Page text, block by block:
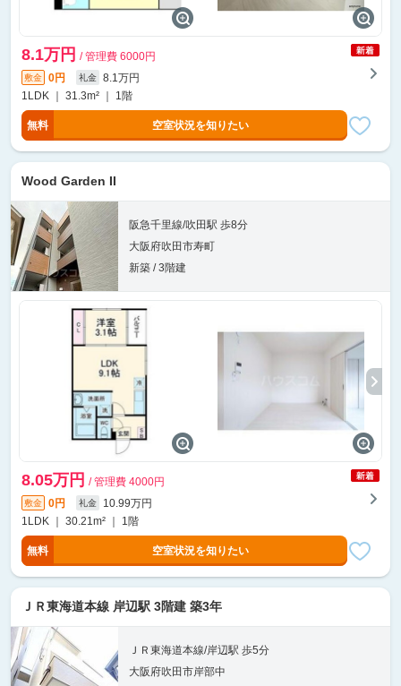
8.1万円 / 管理費 6000円
敷金 0円 礼金
8.1万円
1LDK ｜ 31.3m² ｜ 1階
無料 空室状況を知りたい
Wood Garden II
阪急千里線/吹田駅 歩8分
大阪府吹田市寿町
新築 / 3階建
8.05万円 / 管理費 4000円
敷金 0円 礼金
10.99万円
1LDK ｜ 30.21m² ｜ 1階
無料 空室状況を知りたい
ＪＲ東海道本線 岸辺駅 3階建 築3年
ＪＲ東海道本線/岸辺駅 歩5分
大阪府吹田市岸部中